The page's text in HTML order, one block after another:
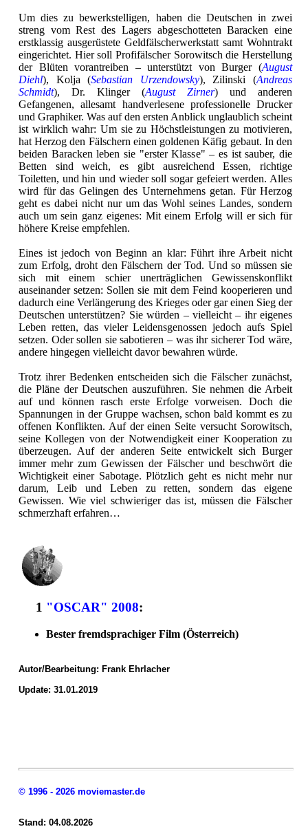
Um dies zu bewerkstelligen, haben die Deutschen in zwei
streng vom Rest des Lagers abgeschotteten Baracken eine
erstklassig ausgerüstete Geldfälscherwerkstatt samt Wohntrakt
eingerichtet. Hier soll Profifälscher Sorowitsch die Herstellung
der Blüten vorantreiben – unterstützt von Burger (August
Diehl), Kolja (Sebastian Urzendowsky), Zilinski (Andreas
Schmidt), Dr. Klinger (August Zirner) und anderen
Gefangenen, allesamt handverlesene professionelle Drucker
und Graphiker. Was auf den ersten Anblick unglaublich scheint
ist wirklich wahr: Um sie zu Höchstleistungen zu motivieren,
hat Herzog den Fälschern einen goldenen Käfig gebaut. In den
beiden Baracken leben sie "erster Klasse" – es ist sauber, die
Betten sind weich, es gibt ausreichend Essen, richtige
Toiletten, und hin und wieder soll sogar gefeiert werden. Alles
wird für das Gelingen des Unternehmens getan. Für Herzog
geht es dabei nicht nur um das Wohl seines Landes, sondern
auch um sein ganz eigenes: Mit einem Erfolg will er sich für
höhere Kreise empfehlen.
Eines ist jedoch von Beginn an klar: Führt ihre Arbeit nicht
zum Erfolg, droht den Fälschern der Tod. Und so müssen sie
sich mit einem schier unerträglichen Gewissenskonflikt
auseinander setzen: Sollen sie mit dem Feind kooperieren und
dadurch eine Verlängerung des Krieges oder gar einen Sieg der
Deutschen unterstützen? Sie würden – vielleicht – ihr eigenes
Leben retten, das vieler Leidensgenossen jedoch aufs Spiel
setzen. Oder sollen sie sabotieren – was ihr sicherer Tod wäre,
andere hingegen vielleicht davor bewahren würde.
Trotz ihrer Bedenken entscheiden sich die Fälscher zunächst,
die Pläne der Deutschen auszuführen. Sie nehmen die Arbeit
auf und können rasch erste Erfolge vorweisen. Doch die
Spannungen in der Gruppe wachsen, schon bald kommt es zu
offenen Konflikten. Auf der einen Seite versucht Sorowitsch,
seine Kollegen von der Notwendigkeit einer Kooperation zu
überzeugen. Auf der anderen Seite entwickelt sich Burger
immer mehr zum Gewissen der Fälscher und beschwört die
Wichtigkeit einer Sabotage. Plötzlich geht es nicht mehr nur
darum, Leib und Leben zu retten, sondern das eigene
Gewissen. Wie viel schwieriger das ist, müssen die Fälscher
schmerzhaft erfahren…
1 "OSCAR" 2008:
Bester fremdsprachiger Film (Österreich)
Autor/Bearbeitung: Frank Ehrlacher
Update: 31.01.2019
© 1996 - 2026 moviemaster.de
Stand: 04.08.2026